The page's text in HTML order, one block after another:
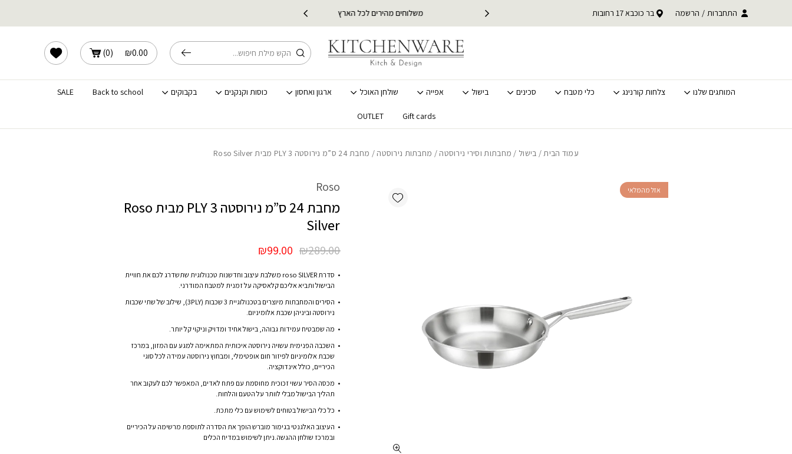
משלוחים מהירים לכל הארץ מאות מוצרים בחיסול מלאי משלוחים מהירים לכל הארץ התחברות / הרשמה בר כוכבא 17 רחובות
חיפוש ₪0.00
(
0
)
המותגים שלנו צלחות קורנינג כלי מטבח סכינים בישול אפייה שולחן האוכל ארגון ואחסון כוסות וקנקנים בקבוקים Back to school
SALE
Gift cards
OUTLET
עמוד הבית/ בישול / מחבתות וסירי נירוסטה / מחבתות נירוסטה / מחבת 24 ס”מ נירוסטה PLY 3 מבית Roso Silver
Roso
מחבת 24 ס”מ נירוסטה PLY 3 מבית Roso
Silver
₪289.00
המחיר
היה:
₪99.00 המחיר
הוא:
₪99.00.
סדרת roso SILVER משלבת עיצוב וחדשנות טכנולוגית שתשדרג לכם את חוויית
הבישול ותביא אליכם קלאסיקה על זמנית למטבח המודרני.
הסירים והמחבתות מיוצרים בטכנולוגיית 3 שכבות (3PLY), שילוב של שתי שכבות
נירוסטה וביניהן שכבת אלומיניום.
מה שמבטיח עמידות גבוהה, בישול אחיד ומדויק וניקוי קל יותר.
השכבה הפנימית עשויה נירוסטה איכותית המתאימה למגע עם המזון, במרכז
שכבת אלומיניום לפיזור חום אופטימלי, ומבחוץ נירוסטה עמידה לכל סוגי
הכיריים, כולל אינדוקציה.
מכסה הסיר עשוי זכוכית מחוסמת עם פתח לאדים, המאפשר לכם לעקוב אחר
תהליך הבישול מבלי לוותר על הטעם והלחות.
כל כלי הבישול בטוחים לשימוש עם כלי מתכת.
העיצוב האלגנטי בגימור מוברש הופך את הסדרה לתוספת מרשימה על הכיריים
ובמרכז שולחן ההגשה.ניתן לשימוש במדיח הכלים
אזל מהמלאי Add wishlist